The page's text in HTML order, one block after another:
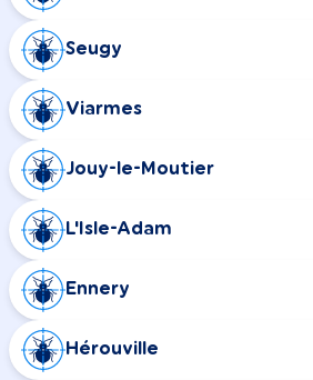
Seugy
Viarmes
Jouy-le-Moutier
L'Isle-Adam
Ennery
Hérouville